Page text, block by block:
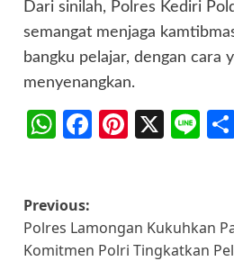
Dari sinilah, Polres Kediri
semangat menjaga
bangku pelajar, dengan cara
menyenangkan.
WhatsApp
Facebook
Pinterest
X
Post
navigation
Previous:
Polres Lamongan Kukuhkan
Komitmen Polri Tingkatkan